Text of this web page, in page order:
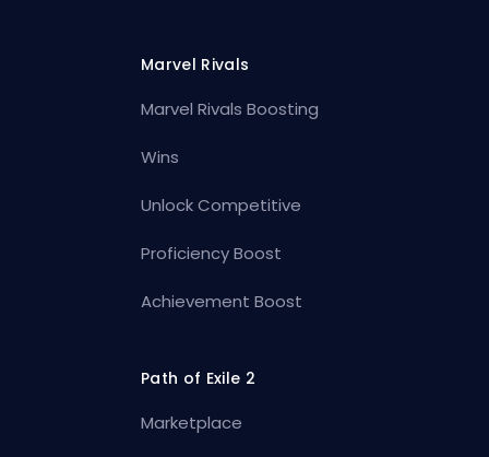
Marvel Rivals
Marvel Rivals Boosting
Wins
Unlock Competitive
Proficiency Boost
Achievement Boost
Path of Exile 2
Marketplace